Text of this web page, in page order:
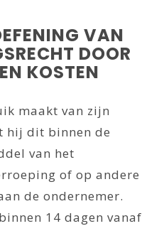
VAN
DOOR
KOSTEN
maakt van zijn
hij dit binnen de
van het
of op andere
de ondernemer.
14 dagen vanaf